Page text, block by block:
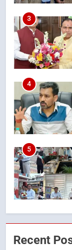
3
4
5
6
Recent